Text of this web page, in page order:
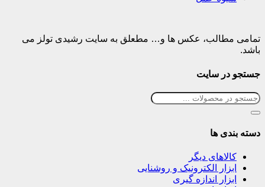
تمامی مطالب، عکس ها و… مطعلق به سایت رشیدی تولز می
باشد.
جستجو در سایت
دسته بندی ها
کالاهای دیگر
ابزار الکترونیک و روشنایی
ابزار اندازه گیری